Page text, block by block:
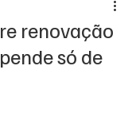
renovação
só de